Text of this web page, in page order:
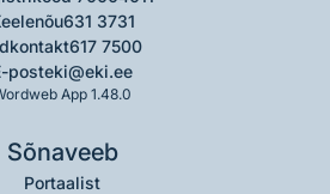
631 3731
617 7500
posteki@eki.ee
App 1.48.0
Sõnaveeb
Portaalist